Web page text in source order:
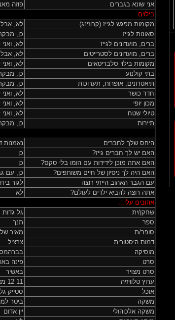
אני שונא בגברים
פוזה
בילוים
מקומות מפגש לגייז (קרוזינג)
לא, אבל
סאונות לגייז
כן,
ברים, מועדונים לגייז
לא, ואני
ברים, מועדונים לסטרייטים
לא, אבל
מקומות בילוי סלבריטאים
לא, ואני
בתי קולנוע
כן,
תיאטרונים, אופרות, תערוכות
כן,
חדר כושר
לא, ואני
מכון יופי
לא, ואני
טיולי שטח
לא, ואני
תיירות
כן,
היחס שלך לחברים
נאמנות
האם יש לך חברים גייז?
כן
האם אתה מוכן לידידות עם הומו בלי סקס?
כן
האם היה לך ניסיון של חיים משותפים?
כן, עם
עם הגבר האהוב הייתי רוצה
לגור
אתה רוצה להביא ילדים לעולם?
לא
אהובים עלי...
שחקן/ית
גל גדות
ספר
תנך
סופר/ת
מאיר
דמות היסטורית
צרציל
מוסיקה
סרט
פינה
סרט מצויר
באשיר
ערוץ טלוויזיה
11 12 מצו דוקו
אוכל
סטייק
משקה
ביטר
משקה אלכוהולי
יין אדום